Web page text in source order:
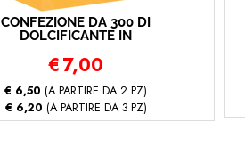
CONFEZIONE DA 300 DI
DOLCIFICANTE IN
PURONERO
€7,00
€ 6,50 (A PARTIRE DA 2 PZ)
€ 6,20 (A PARTIRE DA 3 PZ)